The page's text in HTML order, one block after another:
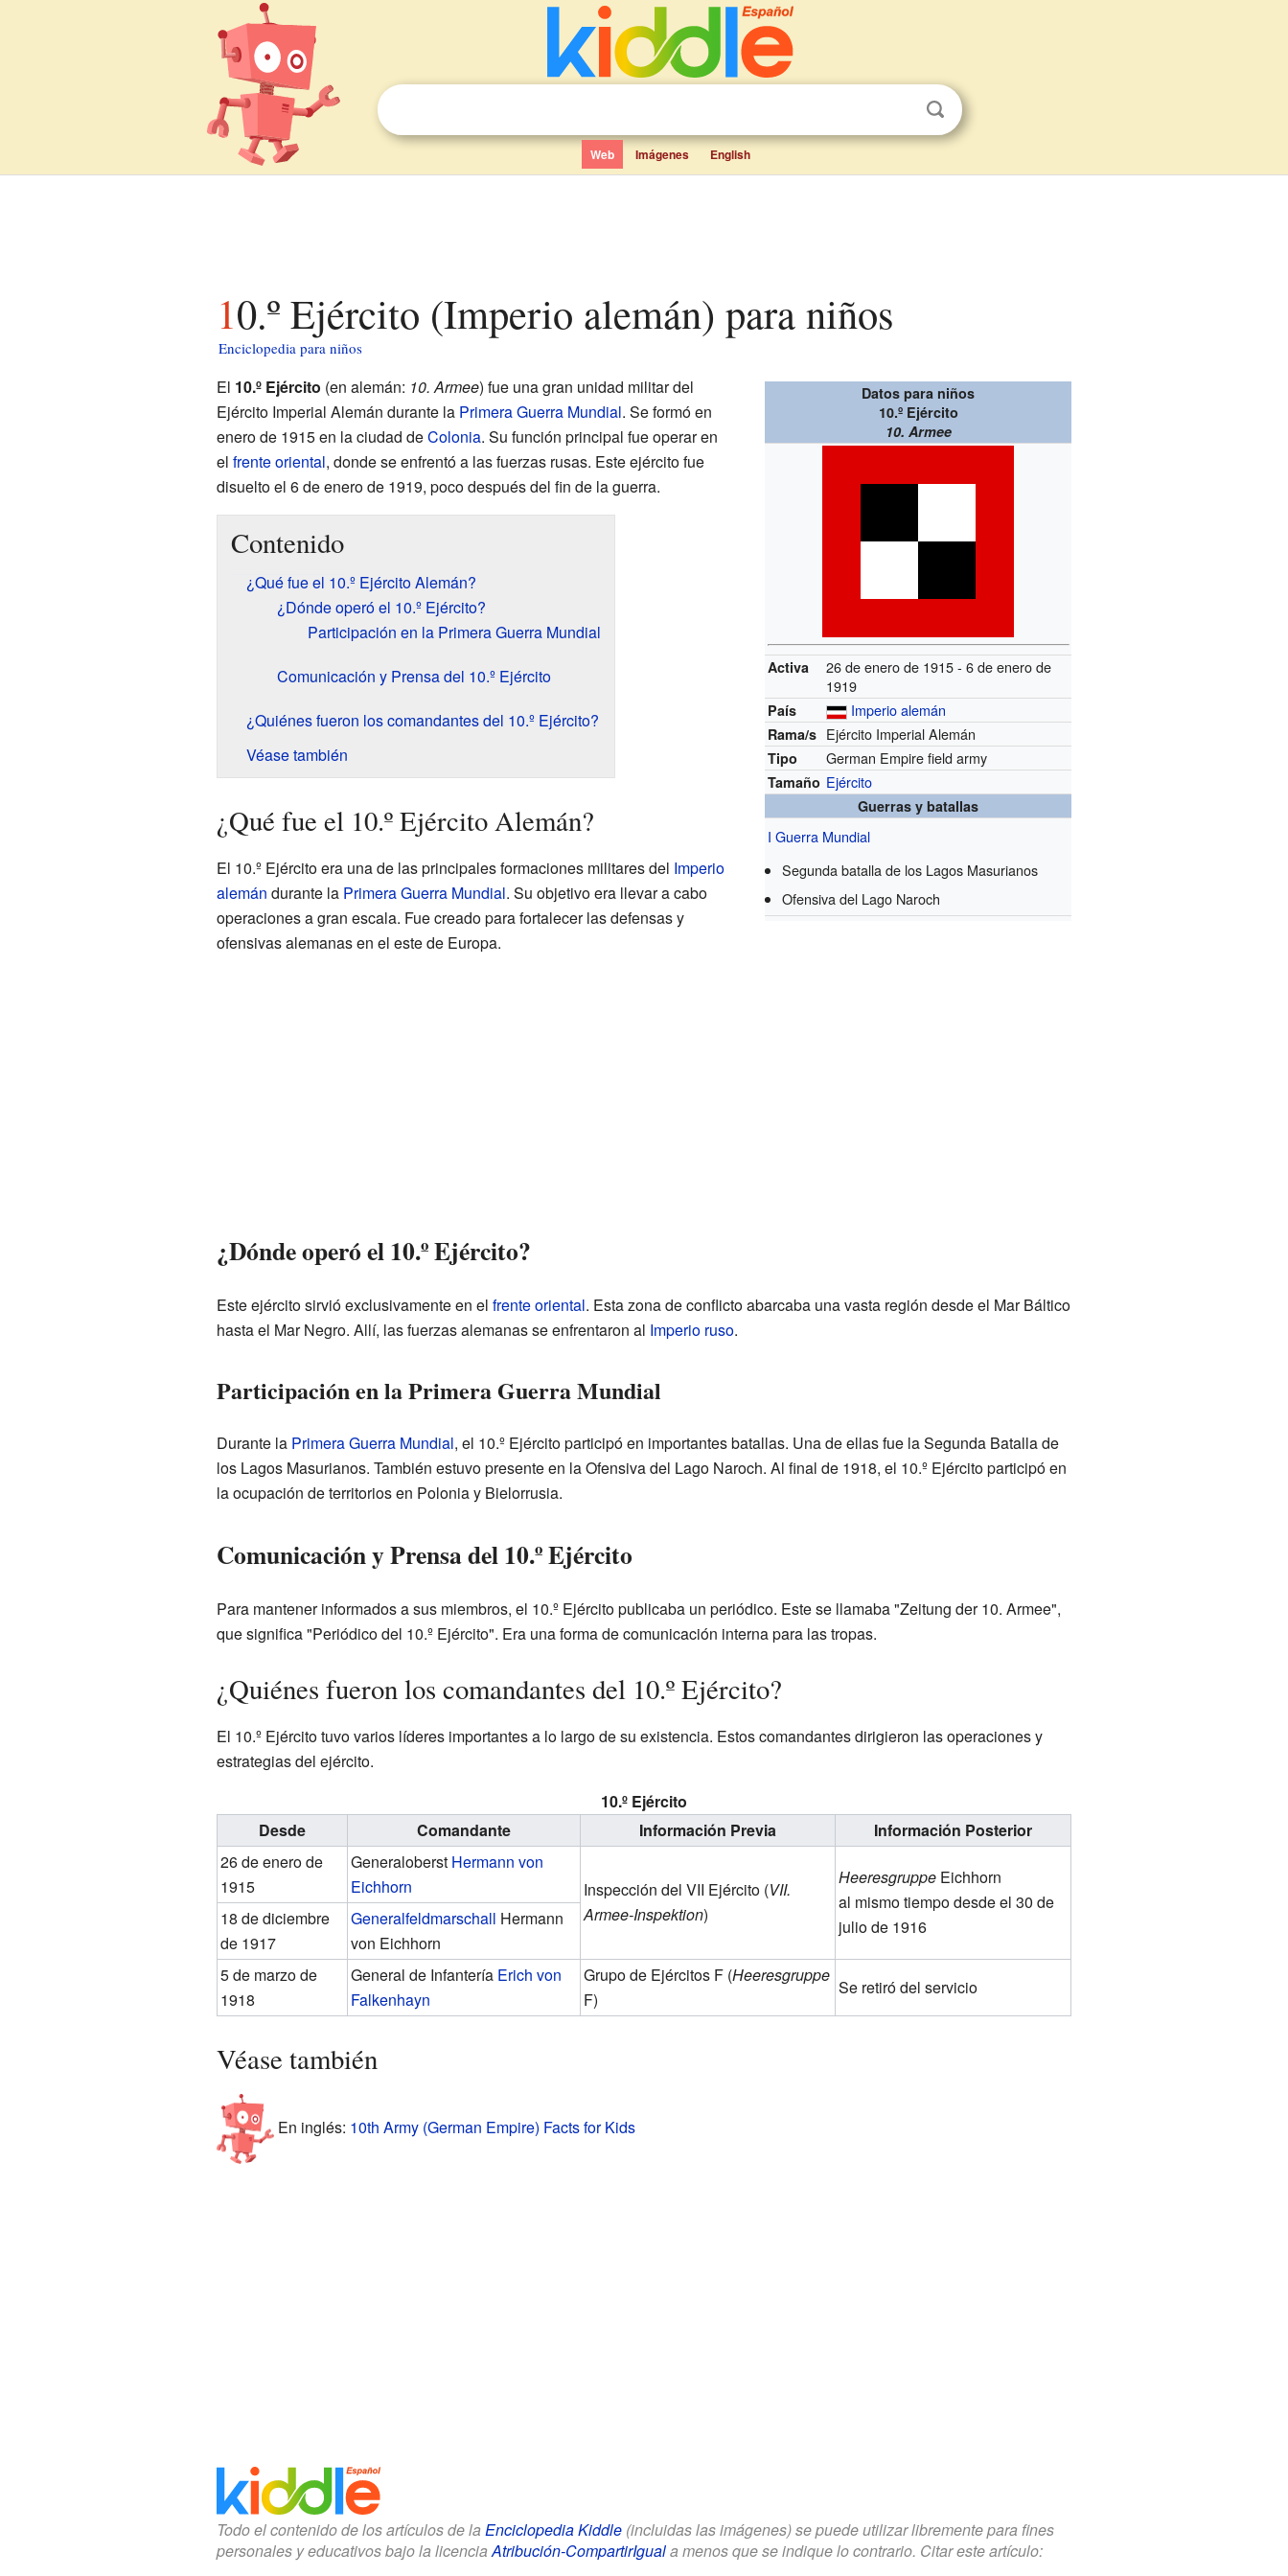
Web Imágenes English
10.º Ejército (Imperio alemán) para niños
Enciclopedia para niños
Datos para niños
10.º Ejército
10. Armee
Activa
26 de enero de 1915 - 6 de enero de
1919
País Imperio alemán
Rama/s Ejército Imperial Alemán
Tipo German Empire field army
Tamaño Ejército
Guerras y batallas
I Guerra Mundial
Segunda batalla de los Lagos Masurianos
Ofensiva del Lago Naroch
El 10.º Ejército (en alemán: 10. Armee) fue una gran unidad militar del
Ejército Imperial Alemán durante la Primera Guerra Mundial. Se formó en
enero de 1915 en la ciudad deColonia. Su función principal fue operar en
el frente oriental, donde se enfrentó a las fuerzas rusas. Este ejército fue
disuelto el 6 de enero de 1919, poco después del fin de la guerra.
Contenido
¿Qué fue el 10.º Ejército Alemán?
¿Dónde operó el 10.º Ejército?
Participación en la Primera Guerra Mundial
Comunicación y Prensa del 10.º Ejército
¿Quiénes fueron los comandantes del 10.º Ejército?
Véase también
¿Qué fue el 10.º Ejército Alemán?
El 10.º Ejército era una de las principales formaciones militares del Imperio
alemán durante la Primera Guerra Mundial. Su objetivo era llevar a cabo
operaciones a gran escala. Fue creado para fortalecer las defensas y
ofensivas alemanas en el este de Europa.
¿Dónde operó el 10.º Ejército?
Este ejército sirvió exclusivamente en el frente oriental. Esta zona de conflicto abarcaba una vasta región desde el Mar Báltico
hasta el Mar Negro. Allí, las fuerzas alemanas se enfrentaron al Imperio ruso.
Participación en la Primera Guerra Mundial
Durante la Primera Guerra Mundial, el 10.º Ejército participó en importantes batallas. Una de ellas fue la Segunda Batalla de
los Lagos Masurianos. También estuvo presente en la Ofensiva del Lago Naroch. Al final de 1918, el 10.º Ejército participó en
la ocupación de territorios en Polonia y Bielorrusia.
Comunicación y Prensa del 10.º Ejército
Para mantener informados a sus miembros, el 10.º Ejército publicaba un periódico. Este se llamaba "Zeitung der 10. Armee",
que significa "Periódico del 10.º Ejército". Era una forma de comunicación interna para las tropas.
¿Quiénes fueron los comandantes del 10.º Ejército?
El 10.º Ejército tuvo varios líderes importantes a lo largo de su existencia. Estos comandantes dirigieron las operaciones y
estrategias del ejército.
10.º Ejército
Desde
Comandante Información Previa
Información Posterior
26 de enero de
1915
Generaloberst Hermann von
Eichhorn
Inspección del VII Ejército (VII.
Armee-Inspektion)
HeeresgruppeEichhorn
al mismo tiempo desde el 30 de
julio de 1916
18 de diciembre
de 1917
Generalfeldmarschall Hermann
von Eichhorn
5 de marzo de
1918
General de Infantería Erich von
Falkenhayn
Grupo de Ejércitos F (Heeresgruppe
F)
Se retiró del servicio
Véase también
En inglés: 10th Army (German Empire) Facts for Kids
Todo el contenido de los artículos de la Enciclopedia Kiddle(incluidas las imágenes) se puede utilizar libremente para fines
personales y educativos bajo la licenciaAtribución-CompartirIguala menos que se indique lo contrario. Citar este artículo: